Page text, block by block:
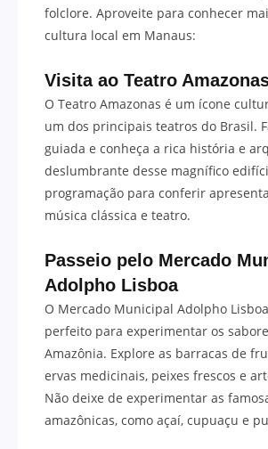
folclore. Aproveite para conhecer
cultura local em Manaus:
Visita ao Teatro
O Teatro Amazonas é um ícone
um dos principais teatros do Brasil.
guiada e conheça a rica história e
deslumbrante desse magnífico
programação para conferir
música clássica e teatro.
Passeio pelo Mercado
Adolpho Lisboa
O Mercado Municipal Adolpho
perfeito para experimentar os
Amazônia. Explore as barracas de
ervas medicinais, peixes frescos e
Não deixe de experimentar as
amazônicas, como açaí, cupuaçu e